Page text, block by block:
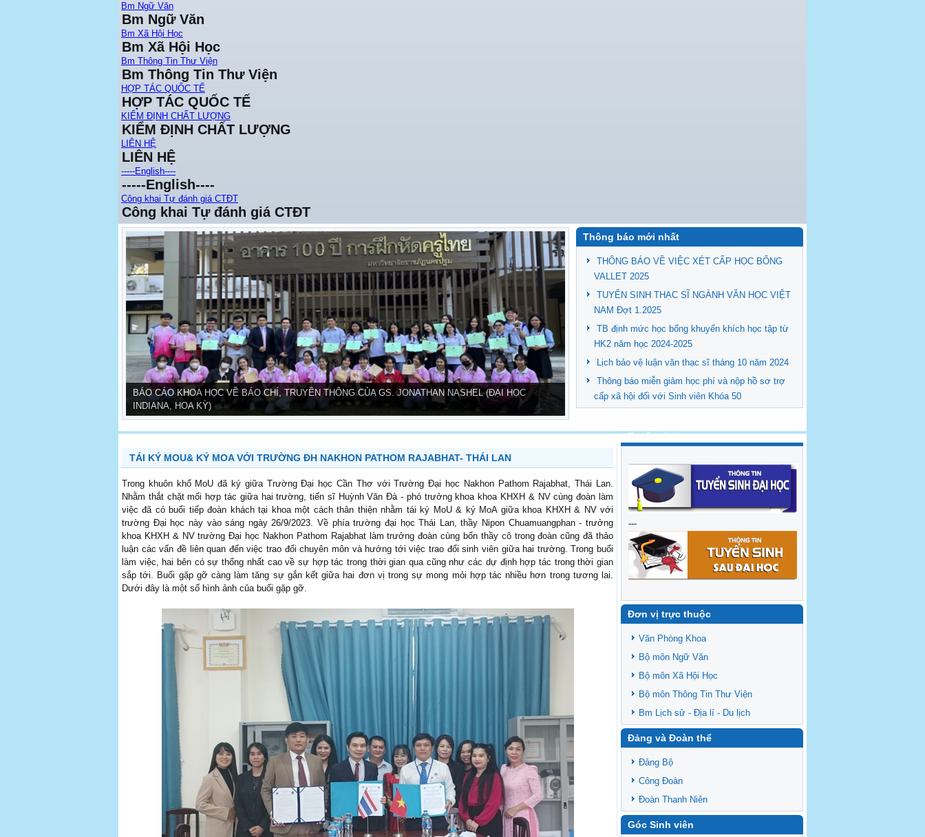
Bm Ngữ Văn
Bm Ngữ Văn
Bm Xã Hội Học
Bm Xã Hội Học
Bm Thông Tin Thư Viện
Bm Thông Tin Thư Viện
HỢP TÁC QUỐC TẾ
HỢP TÁC QUỐC TẾ
KIỂM ĐỊNH CHẤT LƯỢNG
KIỂM ĐỊNH CHẤT LƯỢNG
LIÊN HỆ
LIÊN HỆ
-----English----
-----English----
Công khai Tự đánh giá CTĐT
Công khai Tự đánh giá CTĐT
BÁO CÁO KHOA HỌC VỀ BÁO CHÍ, TRUYỀN THÔNG CỦA GS. JONATHAN NASHEL (ĐẠI HỌC
INDIANA, HOA KỲ)
Thông báo mới nhất
THÔNG BÁO VỀ VIỆC XÉT CẤP HỌC BỔNG
VALLET 2025
TUYỂN SINH THẠC SĨ NGÀNH VĂN HỌC VIỆT
NAM Đợt 1.2025
TB định mức học bổng khuyến khích học tập từ
HK2 năm học 2024-2025
Lịch bảo vệ luận văn thạc sĩ tháng 10 năm 2024
Thông báo miễn giảm học phí và nộp hồ sơ trợ
cấp xã hội đối với Sinh viên Khóa 50
TÁI KÝ MOU& KÝ MOA VỚI TRƯỜNG ĐH NAKHON PATHOM RAJABHAT- THÁI LAN
Trong khuôn khổ MoU đã ký giữa Trường Đại học Cần Thơ với Trường Đại học Nakhon Pathom Rajabhat, Thái Lan.
Nhằm thắt chặt mối hợp tác giữa hai trường, tiến sĩ Huỳnh Văn Đà - phó trưởng khoa khoa KHXH & NV cùng đoàn làm
việc đã có buổi tiếp đoàn khách tại khoa một cách thân thiện nhằm tái ký MoU & ký MoA giữa khoa KHXH & NV với
trường Đại học này vào sáng ngày 26/9/2023. Về phía trường đại học Thái Lan, thầy Nipon Chuamuangphan - trưởng
khoa KHXH & NV trường Đại học Nakhon Pathom Rajabhat làm trưởng đoàn cùng bốn thầy cô trong đoàn cũng đã thảo
luận các vấn đề liên quan đến việc trao đổi chuyên môn và hướng tới việc trao đổi sinh viên giữa hai trường. Trong buổi
làm việc, hai bên có sự thống nhất cao về sự hợp tác trong thời gian qua cũng như các dự định hợp tác trong thời gian
sắp tới. Buổi gặp gỡ càng làm tăng sự gắn kết giữa hai đơn vị trong sự mong mỏi hợp tác nhiều hơn trong tương lai.
Dưới đây là một số hình ảnh của buổi gặp gỡ.
Tuyển sinh
---
Đơn vị trực thuộc
Văn Phòng Khoa
Bộ môn Ngữ Văn
Bộ môn Xã Hội Học
Bộ môn Thông Tin Thư Viện
Bm Lịch sử - Địa lí - Du lịch
Đảng và Đoàn thể
Đảng Bộ
Công Đoàn
Đoàn Thanh Niên
Góc Sinh viên